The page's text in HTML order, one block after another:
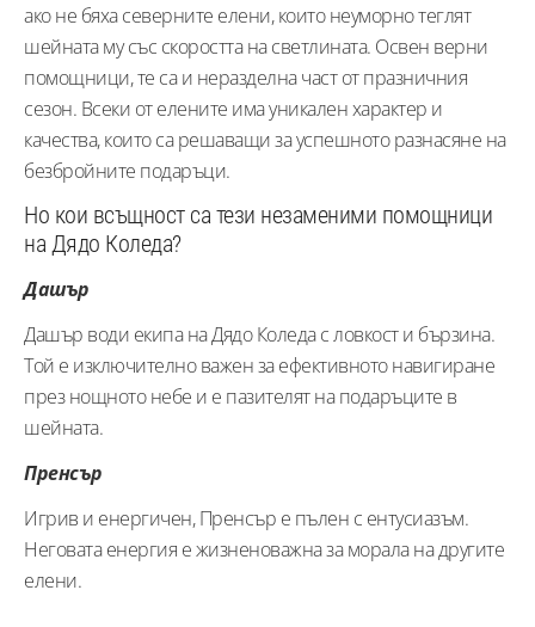
ако не бяха северните елени, които неуморно теглят
шейната му със скоростта на светлината. Освен верни
помощници, те са и неразделна част от празничния
сезон. Всеки от елените има уникален характер и
качества, които са решаващи за успешното разнасяне на
безбройните подаръци.
Но кои всъщност са тези незаменими помощници
на Дядо Коледа?
Дашър
Дашър води екипа на Дядо Коледа с ловкост и бързина.
Той е изключително важен за ефективното навигиране
през нощното небе и е пазителят на подаръците в
шейната.
Прeнсър
Игрив и енергичен, Пренсър е пълен с ентусиазъм.
Неговата енергия е жизненоважна за морала на другите
елени.